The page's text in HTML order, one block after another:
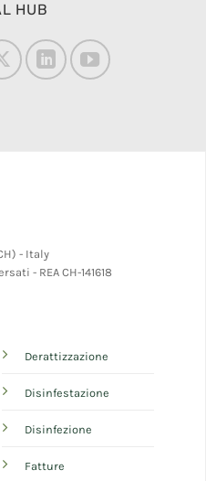
HUB
- Italy
- REA CH-141618
Derattizzazione
Disinfestazione
Disinfezione
Fatture